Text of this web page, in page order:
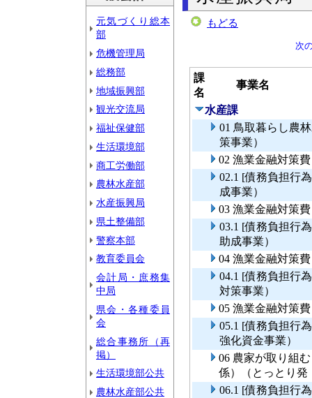
元気づくり総本
部
危機管理局
総務部
地域振興部
観光交流局
福祉保健部
生活環境部
商工労働部
農林水産部
水産振興局
県土整備部
警察本部
教育委員会
会計局・庶務集
中局
県会・各種委員
会
総合事務所（再
掲）
生活環境部公共
農林水産部公共
もどる
次
課
名
事業名
水産課
01 鳥取暮らし農
策事業）
02 漁業金融対策
02.1 [債務負担行
成事業）
03 漁業金融対策
03.1 [債務負担行
助成事業）
04 漁業金融対策
04.1 [債務負担行
対策事業）
05 漁業金融対策
05.1 [債務負担行
強化資金事業）
06 農家が取り組
係）（とっとり発
06.1 [債務負担行